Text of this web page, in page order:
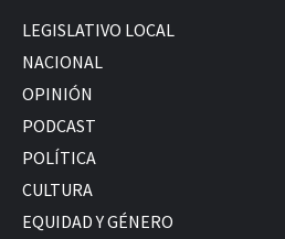
LEGISLATIVO LOCAL
NACIONAL
OPINIÓN
PODCAST
POLÍTICA
CULTURA
EQUIDAD Y GÉNERO